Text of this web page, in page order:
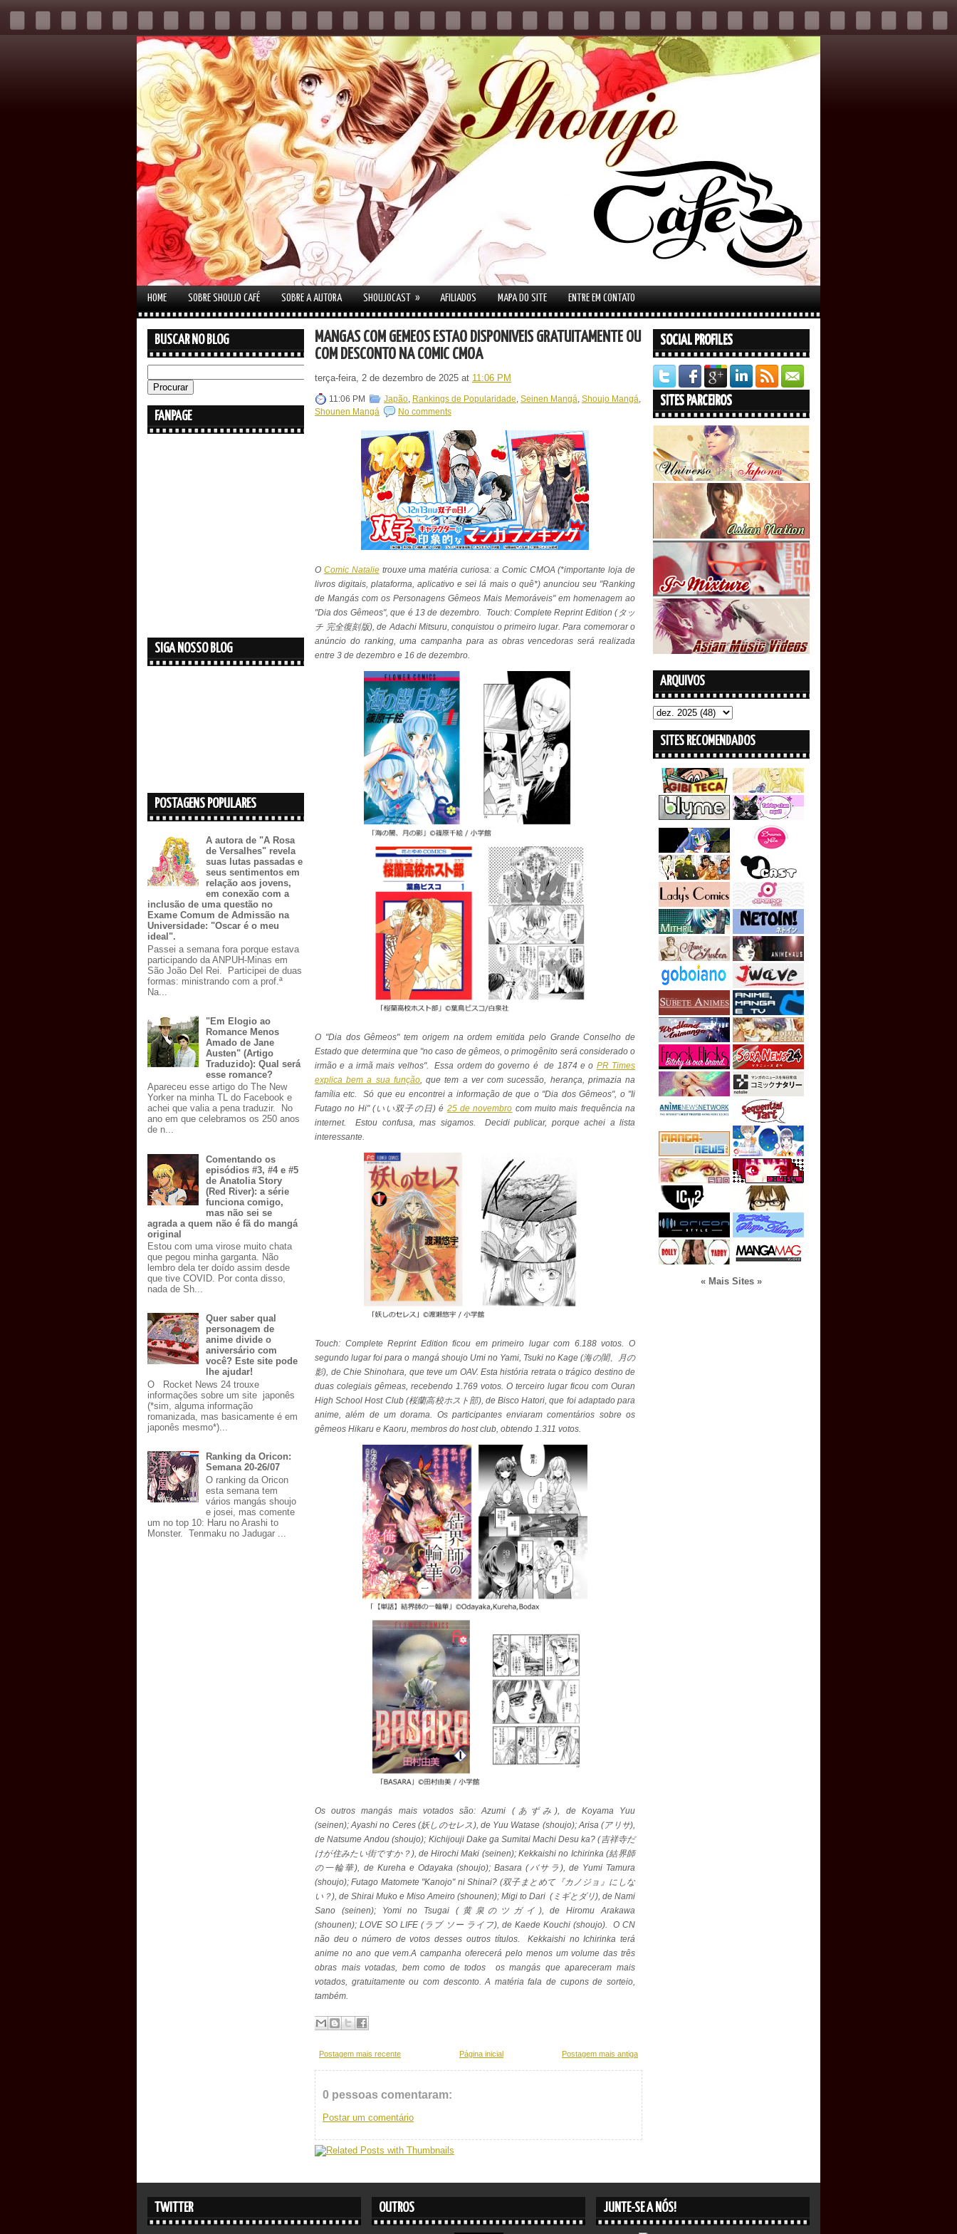
HOME SOBRE SHOUJO CAFÉ SOBRE A AUTORA SHOUJOCAST » AFILIADOS MAPA DO SITE ENTRE EM CONTATO
BUSCAR NO BLOG
FANPAGE
SIGA NOSSO BLOG
POSTAGENS POPULARES
A autora de "A Rosa
de Versalhes" revela
suas lutas passadas e
seus sentimentos em
relação aos jovens,
em conexão com a
inclusão de uma questão no
Exame Comum de Admissão na
Universidade: "Oscar é o meu
ideal".
Passei a semana fora porque estava
participando da ANPUH-Minas em
São João Del Rei. Participei de duas
formas: ministrando com a prof.ª
Na...
"Em Elogio ao
Romance Menos
Amado de Jane
Austen" (Artigo
Traduzido): Qual será
esse romance?
Apareceu esse artigo do The New
Yorker na minha TL do Facebook e
achei que valia a pena traduzir. No
ano em que celebramos os 250 anos
de n...
Comentando os
episódios #3, #4 e #5
de Anatolia Story
(Red River): a série
funciona comigo,
mas não sei se
agrada a quem não é fã do mangá
original
Estou com uma virose muito chata
que pegou minha garganta. Não
lembro dela ter doído assim desde
que tive COVID. Por conta disso,
nada de Sh...
Quer saber qual
personagem de
anime divide o
aniversário com
você? Este site pode
lhe ajudar!
O Rocket News 24 trouxe
informações sobre um site japonês
(*sim, alguma informação
romanizada, mas basicamente é em
japonês mesmo*)...
Ranking da Oricon:
Semana 20-26/07
O ranking da Oricon
esta semana tem
vários mangás shoujo
e josei, mas comente
um no top 10: Haru no Arashi to
Monster. Tenmaku no Jadugar ...
MANGÁS COM GÊMEOS ESTÃO DISPONÍVEIS GRATUITAMENTE OU
COM DESCONTO NA COMIC CMOA
terça-feira, 2 de dezembro de 2025 at 11:06 PM
11:06 PM Japão, Rankings de Popularidade, Seinen Mangá, Shoujo Mangá,
Shounen Mangá
No comments
O Comic Natalietrouxe uma matéria curiosa: a Comic CMOA (*importante loja de
livros digitais, plataforma, aplicativo e sei lá mais o quê*) anunciou seu "Ranking
de Mangás com os Personagens Gêmeos Mais Memoráveis" em homenagem ao
"Dia dos Gêmeos", que é 13 de dezembro. Touch: Complete Reprint Edition (タッ
チ 完全復刻版), de Adachi Mitsuru, conquistou o primeiro lugar. Para comemorar o
anúncio do ranking, uma campanha para as obras vencedoras será realizada
entre 3 de dezembro e 16 de dezembro.
O "Dia dos Gêmeos" tem origem na ordem emitida pelo Grande Conselho de
Estado que determina que "no caso de gêmeos, o primogênito será considerado o
irmão e a irmã mais velhos". Essa ordem do governo é de 1874 e o PR Times
explica bem a sua função, que tem a ver com sucessão, herança, primazia na
família etc. Só que eu encontrei a informação de que o "Dia dos Gêmeos", o "Ii
Futago no Hi" (いい双子の日) é 25 de novembro com muito mais frequência na
internet. Estou confusa, mas sigamos. Decidi publicar, porque achei a lista
interessante.
Touch: Complete Reprint Edition ficou em primeiro lugar com 6.188 votos. O
segundo lugar foi para o mangá shoujo Umi no Yami, Tsuki no Kage (海の闇、月の
影), de Chie Shinohara, que teve um OAV. Esta história retrata o trágico destino de
duas colegiais gêmeas, recebendo 1.769 votos. O terceiro lugar ficou com Ouran
High School Host Club (桜蘭高校ホスト部), de Bisco Hatori, que foi adaptado para
anime, além de um dorama. Os participantes enviaram comentários sobre os
gêmeos Hikaru e Kaoru, membros do host club, obtendo 1.311 votos.
Os outros mangás mais votados são: Azumi (あずみ), de Koyama Yuu
(seinen); Ayashi no Ceres (妖しのセレス), de Yuu Watase (shoujo); Arisa (アリサ),
de Natsume Andou (shoujo); Kichijouji Dake ga Sumitai Machi Desu ka? (吉祥寺だ
けが住みたい街ですか？), de Hirochi Maki (seinen); Kekkaishi no Ichirinka (結界師
の一輪華), de Kureha e Odayaka (shoujo); Basara (バサラ), de Yumi Tamura
(shoujo); Futago Matomete "Kanojo" ni Shinai? (双子まとめて『カノジョ』にしな
い？), de Shirai Muko e Miso Ameiro (shounen); Migi to Dari (ミギとダリ), de Nami
Sano (seinen); Yomi no Tsugai (黄泉のツガイ), de Hiromu Arakawa
(shounen); LOVE SO LIFE (ラブ ソー ライフ), de Kaede Kouchi (shoujo). O CN
não deu o número de votos desses outros títulos. Kekkaishi no Ichirinka terá
anime no ano que vem.A campanha oferecerá pelo menos um volume das três
obras mais votadas, bem como de todos os mangás que apareceram mais
votados, gratuitamente ou com desconto. A matéria fala de cupons de sorteio,
também.
Postagem mais recente Postagem mais antiga
Página inicial
0 pessoas comentaram:
Postar um comentário
SOCIAL PROFILES
SITES PARCEIROS
ARQUIVOS
SITES RECOMENDADOS
« Mais Sites »
TWITTER OUTROS JUNTE-SE A NÓS!